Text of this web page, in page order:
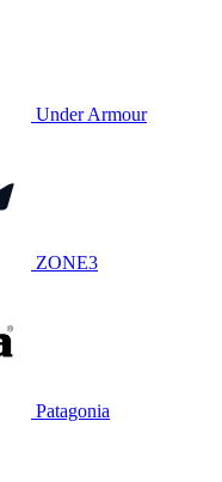
Under Armour
ZONE3
Patagonia